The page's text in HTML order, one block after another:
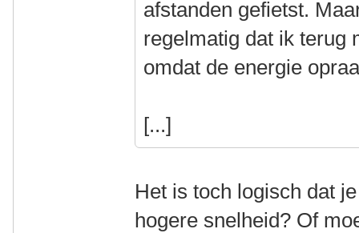
afstanden gefietst.
regelmatig dat ik terug
omdat de energie
[...]
Het is toch logisch dat
hogere snelheid? Of